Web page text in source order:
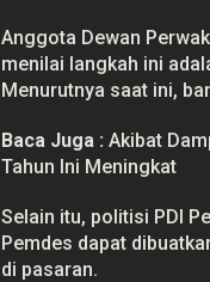
S
i
p
e
n
d
u
n
Anggota Dewan
menilai langkah ini
Menurutnya saat ini,
Baca Juga : Akibat
Tahun Ini Meningkat
Selain itu, politisi PDI
Pemdes dapat
di pasaran.